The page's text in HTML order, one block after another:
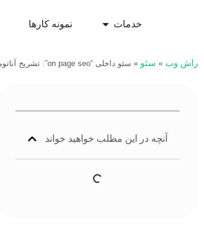
خدمات نمونه کارها
راش وب » سئو » سئو داخلی “on page seo”: تشریح آناتومی در سئو
آنچه در این مطلب خواهید خواند